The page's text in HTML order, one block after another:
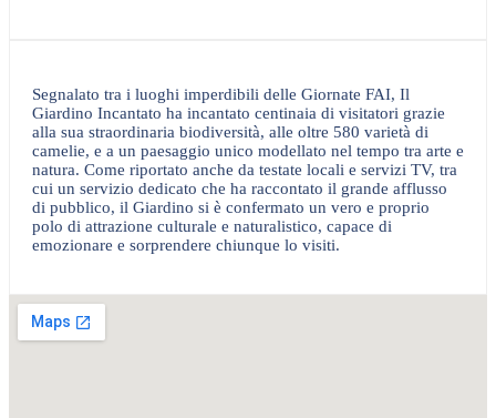
Segnalato tra i luoghi imperdibili delle Giornate FAI, Il
Giardino Incantato ha incantato centinaia di visitatori grazie
alla sua straordinaria biodiversità, alle oltre 580 varietà di
camelie, e a un paesaggio unico modellato nel tempo tra arte e
natura. Come riportato anche da testate locali e servizi TV, tra
cui un servizio dedicato che ha raccontato il grande afflusso
di pubblico, il Giardino si è confermato un vero e proprio
polo di attrazione culturale e naturalistico, capace di
emozionare e sorprendere chiunque lo visiti.